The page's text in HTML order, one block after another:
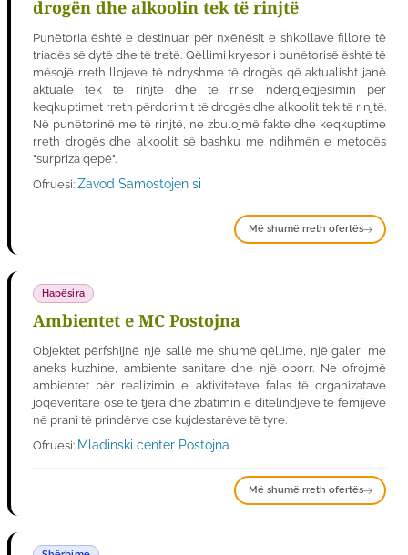
drogën dhe alkoolin tek të rinjtë
Punëtoria është e destinuar për nxënësit e shkollave fillore të
triadës së dytë dhe të tretë. Qëllimi kryesor i punëtorisë është të
mësojë rreth llojeve të ndryshme të drogës që aktualisht janë
aktuale tek të rinjtë dhe të rrisë ndërgjegjësimin për
keqkuptimet rreth përdorimit të drogës dhe alkoolit tek të rinjtë.
Në punëtorinë me të rinjtë, ne zbulojmë fakte dhe keqkuptime
rreth drogës dhe alkoolit së bashku me ndihmën e metodës
"surpriza qepë".
Ofruesi: Zavod Samostojen si
Më shumë rreth ofertës
Hapësira
Ambientet e MC Postojna
Objektet përfshijnë një sallë me shumë qëllime, një galeri me
aneks kuzhine, ambiente sanitare dhe një oborr. Ne ofrojmë
ambientet për realizimin e aktiviteteve falas të organizatave
joqeveritare ose të tjera dhe zbatimin e ditëlindjeve të fëmijëve
në prani të prindërve ose kujdestarëve të tyre.
Ofruesi: Mladinski center Postojna
Më shumë rreth ofertës